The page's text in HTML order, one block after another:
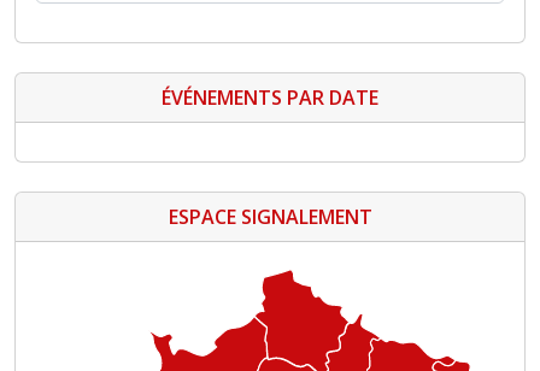
ÉVÉNEMENTS PAR DATE
ESPACE SIGNALEMENT